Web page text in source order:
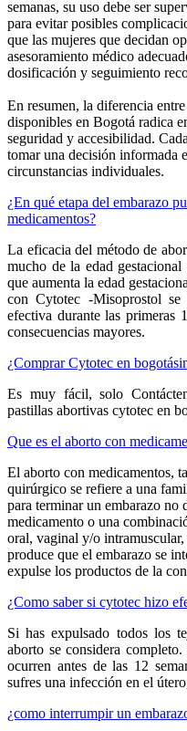
semanas, su uso debe ser
para evitar posibles
que las mujeres que decidan
asesoramiento médico
dosificación y seguimiento
En resumen, la diferencia
disponibles en Bogotá radica
seguridad y accesibilidad.
tomar una decisión informada
circunstancias individuales.
¿En qué etapa del embarazo
medicamentos?
La eficacia del método de
mucho de la edad
que aumenta la edad
con Cytotec -Misoprostol
efectiva durante las primeras
consecuencias mayores.
¿Comprar Cytotec en
Es muy fácil, solo
pastillas abortivas cytotec en
Que es el aborto con
El aborto con medicamentos,
quirúrgico se refiere a una
para terminar un embarazo no
medicamento o una
oral, vaginal y/o
produce que el embarazo se
expulse los productos de la
¿Como saber si cytotec hizo
Si has expulsado todos los
aborto se considera
ocurren antes de las 12
sufres una infección en el
¿como interrumpir un